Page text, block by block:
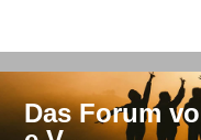
Das Forum